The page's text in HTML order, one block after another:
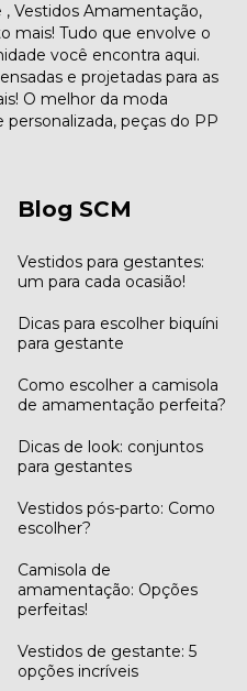
, Vestidos Amamentação,
mais! Tudo que envolve o
você encontra aqui.
e projetadas para as
O melhor da moda
peças do PP
Blog SCM
Vestidos para gestantes:
um para cada ocasião!
Dicas para escolher biquíni
para gestante
Como escolher a camisola
de amamentação perfeita?
Dicas de look: conjuntos
para gestantes
Vestidos pós-parto: Como
escolher?
Camisola de
amamentação: Opções
perfeitas!
Vestidos de gestante: 5
opções incríveis